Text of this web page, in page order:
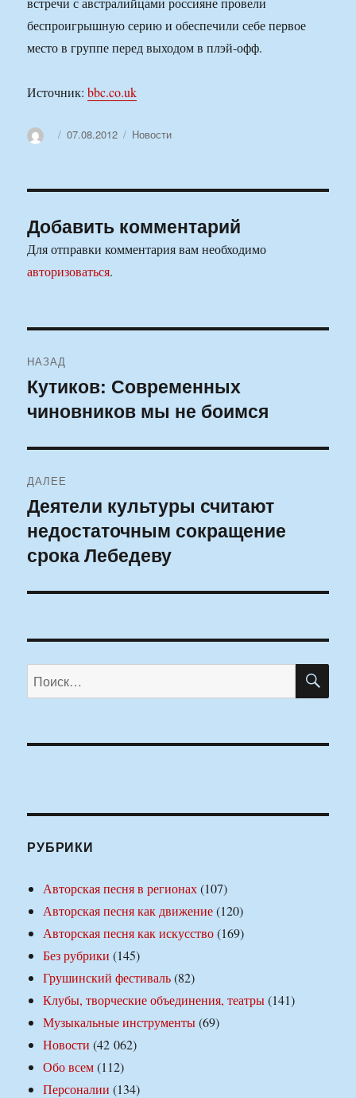
беспроигрышную серию и обеспечили себе первое
место в группе перед выходом в плэй-офф.
Источник:bbc.co.uk
АвторОпубликовано
07.08.2012 Рубрики
Новости
Добавить комментарий
Для отправки комментария вам необходимо
авторизоваться.
по
записям
НАЗАД
Предыдущая
запись:
Кутиков: Современных
чиновников мы не боимся
ДАЛЕЕ
Следующая
запись:
Деятели культуры считают
недостаточным сокращение
срока Лебедеву
Искать:
РУБРИКИ
Авторская песня в регионах(107)
Авторская песня как движение(120)
Авторская песня как искусство(169)
Без рубрики (145)
Грушинский фестиваль(82)
Клубы, творческие объединения, театры(141)
Музыкальные инструменты(69)
Новости (42 062)
Обо всем(112)
Персоналии (134)